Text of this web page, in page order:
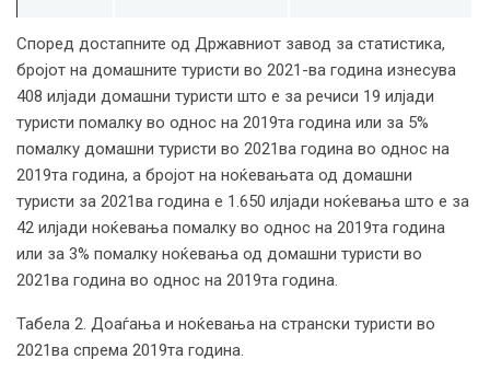
Според достапните од Државниот завод за статистика,
бројот на домашните туристи во 2021-ва година изнесува
408 илјади домашни туристи што е за речиси 19 илјади
туристи помалку во однос на 2019та година или за 5%
помалку домашни туристи во 2021ва година во однос на
2019та година, а бројот на ноќевањата од домашни
туристи за 2021ва година е 1.650 илјади ноќевања што е за
42 илјади ноќевања помалку во однос на 2019та година
или за 3% помалку ноќевања од домашни туристи во
2021ва година во однос на 2019та година.
Табела 2. Доаѓања и ноќевања на странски туристи во
2021ва спрема 2019та година.